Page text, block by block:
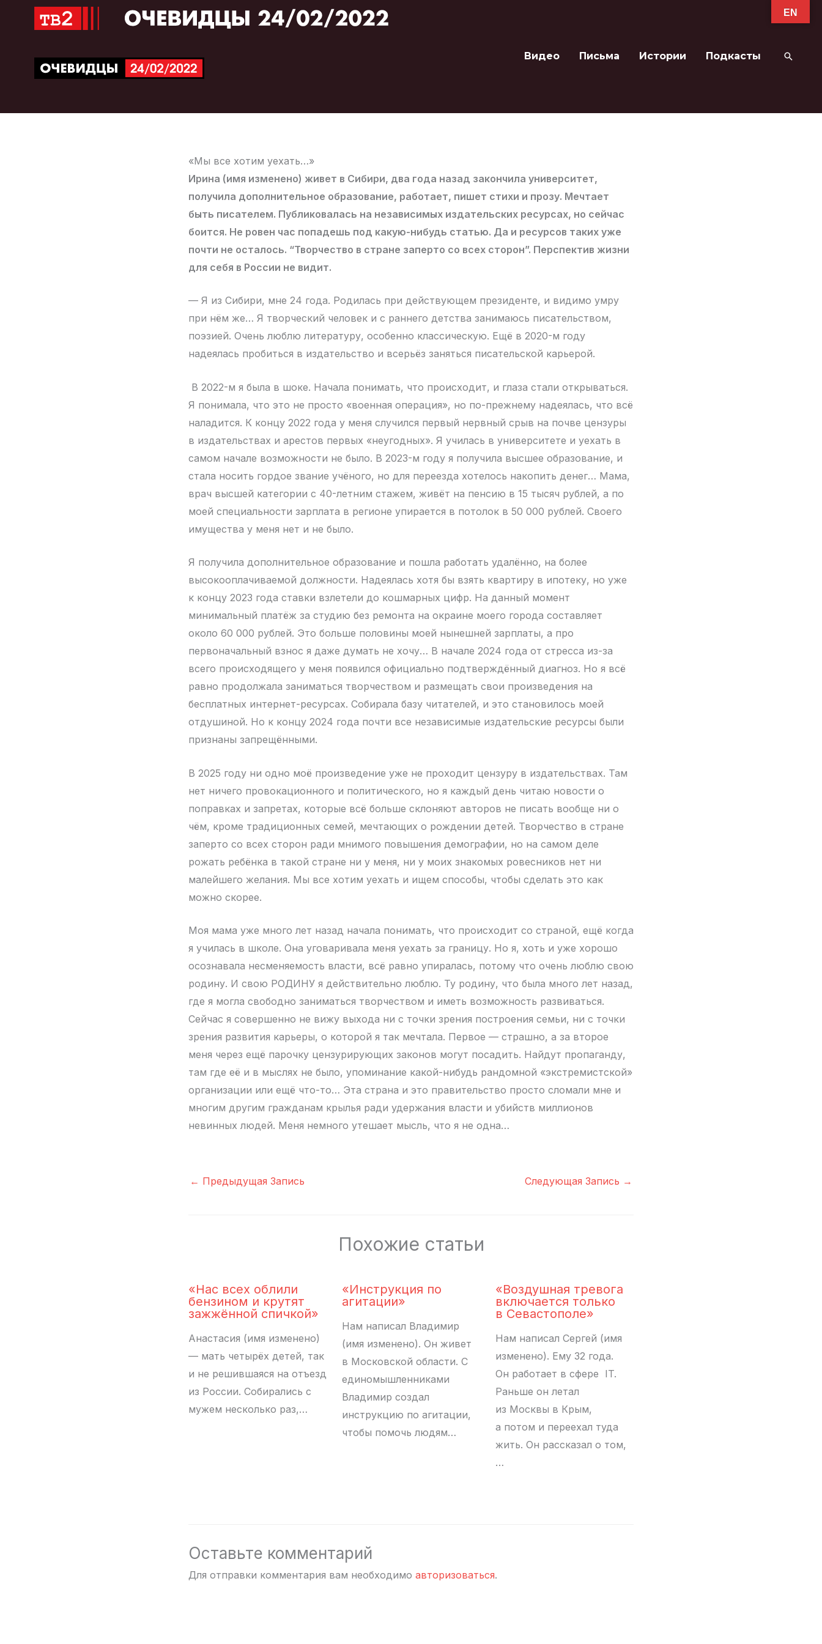
Перейти
Видео Письма Истории Подкасты Поиск
«Мы все хотим уехать…»
Ирина (имя изменено) живет в Сибири, два года назад закончила университет,
получила дополнительное образование, работает, пишет стихи и прозу. Мечтает
быть писателем. Публиковалась на независимых издательских ресурсах, но сейчас
боится. Не ровен час попадешь под какую-нибудь статью. Да и ресурсов таких уже
почти не осталось. “Творчество в стране заперто со всех сторон”. Перспектив жизни
для себя в России не видит.
— Я из Сибири, мне 24 года. Родилась при действующем президенте, и видимо умру
при нём же… Я творческий человек и с раннего детства занимаюсь писательством,
поэзией. Очень люблю литературу, особенно классическую. Ещё в 2020-м году
надеялась пробиться в издательство и всерьёз заняться писательской карьерой.
В 2022-м я была в шоке. Начала понимать, что происходит, и глаза стали открываться.
Я понимала, что это не просто «военная операция», но по-прежнему надеялась, что всё
наладится. К концу 2022 года у меня случился первый нервный срыв на почве цензуры
в издательствах и арестов первых «неугодных». Я училась в университете и уехать в
самом начале возможности не было. В 2023-м году я получила высшее образование, и
стала носить гордое звание учёного, но для переезда хотелось накопить денег… Мама,
врач высшей категории с 40-летним стажем, живёт на пенсию в 15 тысяч рублей, а по
моей специальности зарплата в регионе упирается в потолок в 50 000 рублей. Своего
имущества у меня нет и не было.
Я получила дополнительное образование и пошла работать удалённо, на более
высокооплачиваемой должности. Надеялась хотя бы взять квартиру в ипотеку, но уже
к концу 2023 года ставки взлетели до кошмарных цифр. На данный момент
минимальный платёж за студию без ремонта на окраине моего города составляет
около 60 000 рублей. Это больше половины моей нынешней зарплаты, а про
первоначальный взнос я даже думать не хочу… В начале 2024 года от стресса из-за
всего происходящего у меня появился официально подтверждённый диагноз. Но я всё
равно продолжала заниматься творчеством и размещать свои произведения на
бесплатных интернет-ресурсах. Собирала базу читателей, и это становилось моей
отдушиной. Но к концу 2024 года почти все независимые издательские ресурсы были
признаны запрещёнными.
В 2025 году ни одно моё произведение уже не проходит цензуру в издательствах. Там
нет ничего провокационного и политического, но я каждый день читаю новости о
поправках и запретах, которые всё больше склоняют авторов не писать вообще ни о
чём, кроме традиционных семей, мечтающих о рождении детей. Творчество в стране
заперто со всех сторон ради мнимого повышения демографии, но на самом деле
рожать ребёнка в такой стране ни у меня, ни у моих знакомых ровесников нет ни
малейшего желания. Мы все хотим уехать и ищем способы, чтобы сделать это как
можно скорее.
Моя мама уже много лет назад начала понимать, что происходит со страной, ещё когда
я училась в школе. Она уговаривала меня уехать за границу. Но я, хоть и уже хорошо
осознавала несменяемость власти, всё равно упиралась, потому что очень люблю свою
родину. И свою РОДИНУ я действительно люблю. Ту родину, что была много лет назад,
где я могла свободно заниматься творчеством и иметь возможность развиваться.
Сейчас я совершенно не вижу выхода ни с точки зрения построения семьи, ни с точки
зрения развития карьеры, о которой я так мечтала. Первое — страшно, а за второе
меня через ещё парочку цензурирующих законов могут посадить. Найдут пропаганду,
там где её и в мыслях не было, упоминание какой-нибудь рандомной «экстремистской»
организации или ещё что-то… Эта страна и это правительство просто сломали мне и
многим другим гражданам крылья ради удержания власти и убийств миллионов
невинных людей. Меня немного утешает мысль, что я не одна…
← Предыдущая Запись Следующая Запись →
Похожие статьи
«Нас всех облили
бензином и крутят
зажжённой спичкой»
Анастасия (имя изменено)
— мать четырёх детей, так
и не решившаяся на отъезд
из России. Собирались с
мужем несколько раз,…
«Инструкция по
агитации»
Нам написал Владимир
(имя изменено). Он живет
в Московской области. С
единомышленниками
Владимир создал
инструкцию по агитации,
чтобы помочь людям…
«Воздушная тревога
включается только
в Севастополе»
Нам написал Сергей (имя
изменено). Ему 32 года.
Он работает в сфере IT.
Раньше он летал
из Москвы в Крым,
а потом и переехал туда
жить. Он рассказал о том,
…
Оставьте комментарий
Для отправки комментария вам необходимо авторизоваться.
EN